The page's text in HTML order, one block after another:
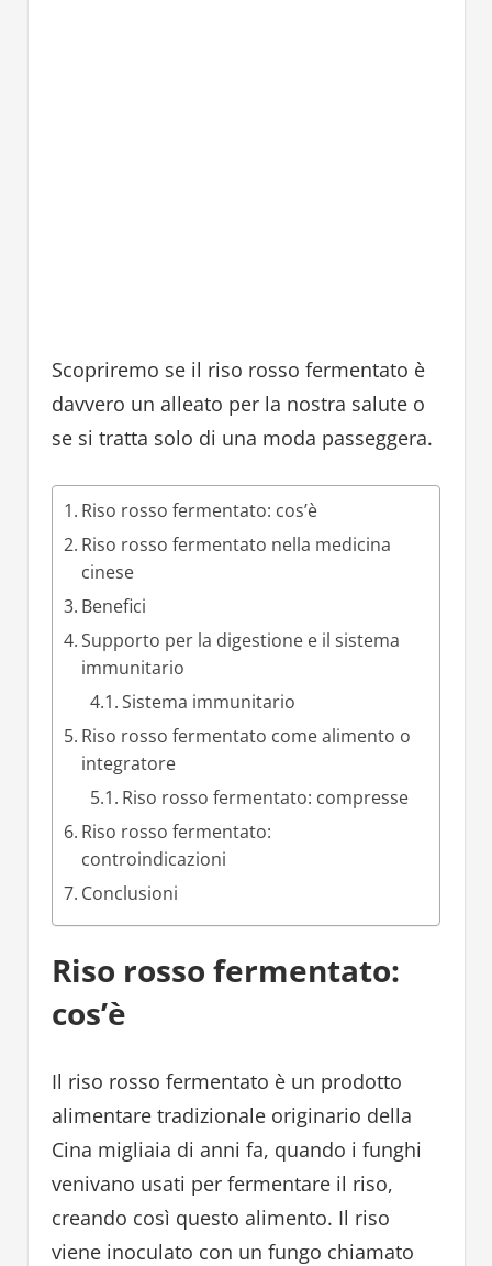
Scopriremo se il riso rosso fermentato è
davvero un alleato per la nostra salute o
se si tratta solo di una moda passeggera.
Riso rosso fermentato: cos’è
Riso rosso fermentato nella medicina
cinese
Benefici
Supporto per la digestione e il sistema
immunitario
Sistema immunitario
Riso rosso fermentato come alimento o
integratore
Riso rosso fermentato: compresse
Riso rosso fermentato:
controindicazioni
Conclusioni
Riso rosso fermentato:
cos’è
Il riso rosso fermentato è un prodotto
alimentare tradizionale originario della
Cina migliaia di anni fa, quando i funghi
venivano usati per fermentare il riso,
creando così questo alimento. Il riso
viene inoculato con un fungo chiamato